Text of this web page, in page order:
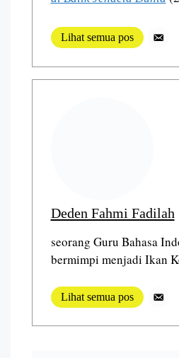
Lihat semua pos
Deden Fahmi Fadilah
seorang Guru Bahasa
bermimpi menjadi Ikan
Lihat semua pos